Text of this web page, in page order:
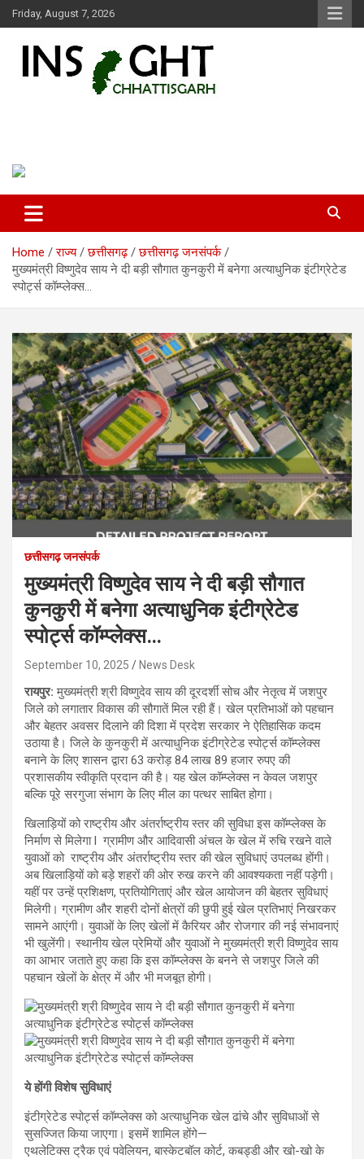
Skip
to
Friday, August 7, 2026
Home राज्य छत्तीसगढ़
छत्तीसगढ़ जनसंपर्क
मुख्यमंत्री विष्णुदेव साय ने दी बड़ी सौगात कुनकुरी में बनेगा अत्याधुनिक इंटीग्रेटेड
स्पोर्ट्स कॉम्प्लेक्स…
छत्तीसगढ़ जनसंपर्क
मुख्यमंत्री विष्णुदेव साय ने दी बड़ी सौगात
कुनकुरी में बनेगा अत्याधुनिक इंटीग्रेटेड
स्पोर्ट्स कॉम्प्लेक्स…
September 10, 2025 News Desk
रायपुर: मुख्यमंत्री श्री विष्णुदेव साय की दूरदर्शी सोच और नेतृत्व में जशपुर
जिले को लगातार विकास की सौगातें मिल रही हैं। खेल प्रतिभाओं को पहचान
और बेहतर अवसर दिलाने की दिशा में प्रदेश सरकार ने ऐतिहासिक कदम
उठाया है। जिले के कुनकुरी में अत्याधुनिक इंटीग्रेटेड स्पोर्ट्स कॉम्प्लेक्स
बनाने के लिए शासन द्वारा 63 करोड़ 84 लाख 89 हजार रुपए की
प्रशासकीय स्वीकृति प्रदान की है। यह खेल कॉम्प्लेक्स न केवल जशपुर
बल्कि पूरे सरगुजा संभाग के लिए मील का पत्थर साबित होगा।
खिलाड़ियों को राष्ट्रीय और अंतर्राष्ट्रीय स्तर की सुविधा इस कॉम्प्लेक्स के
निर्माण से मिलेगा l ग्रामीण और आदिवासी अंचल के खेल में रुचि रखने वाले
युवाओं को राष्ट्रीय और अंतर्राष्ट्रीय स्तर की खेल सुविधाएं उपलब्ध होंगी।
अब खिलाड़ियों को बड़े शहरों की ओर रुख करने की आवश्यकता नहीं पड़ेगी।
यहीं पर उन्हें प्रशिक्षण, प्रतियोगिताएं और खेल आयोजन की बेहतर सुविधाएं
मिलेगी। ग्रामीण और शहरी दोनों क्षेत्रों की छुपी हुई खेल प्रतिभाएं निखरकर
सामने आएंगी। युवाओं के लिए खेलों में कैरियर और रोजगार की नई संभावनाएं
भी खुलेंगी। स्थानीय खेल प्रेमियों और युवाओं ने मुख्यमंत्री श्री विष्णुदेव साय
का आभार जताते हुए कहा कि इस कॉम्प्लेक्स के बनने से जशपुर जिले की
पहचान खेलों के क्षेत्र में और भी मजबूत होगी।
ये होंगी विशेष सुविधाएं
इंटीग्रेटेड स्पोर्ट्स कॉम्प्लेक्स को अत्याधुनिक खेल ढांचे और सुविधाओं से
सुसज्जित किया जाएगा। इसमें शामिल होंगे—
एथलेटिक्स ट्रैक एवं पवेलियन, बास्केटबॉल कोर्ट, कबड्डी और खो-खो के